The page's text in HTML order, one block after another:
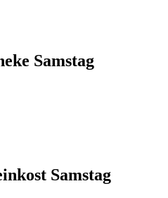
Samstag
Samstag